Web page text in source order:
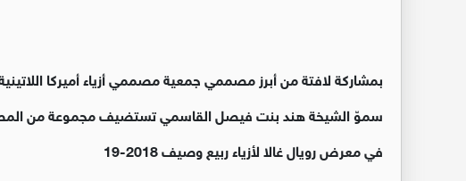
بمشاركة لافتة من أبرز مصممي جمعية مصممي أزياء أميركا
سموّ الشيخة هند بنت فيصل القاسمي تستضيف مجموعة من
في معرض رويال غالا لأزياء ربيع وصيف 2018-19